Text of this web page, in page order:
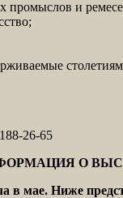
промыслов и
26-65
О
в мае. Ниже